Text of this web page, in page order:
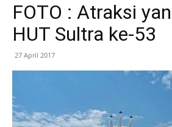
FOTO : Atraksi
HUT Sultra ke-53
27 April 2017